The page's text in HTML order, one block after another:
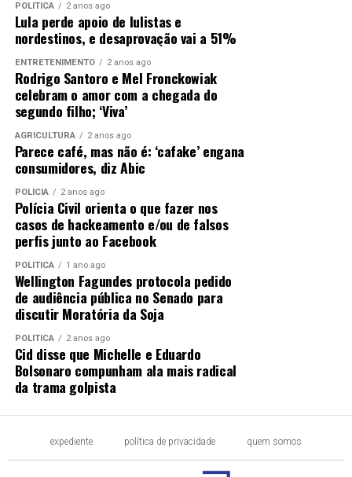
POLÍTICA 2 anos ago
Lula perde apoio de lulistas e
nordestinos, e desaprovação vai a 51%
ENTRETENIMENTO 2 anos ago
Rodrigo Santoro e Mel Fronckowiak
celebram o amor com a chegada do
segundo filho; ‘Viva’
AGRICULTURA 2 anos ago
Parece café, mas não é: ‘cafake’ engana
consumidores, diz Abic
POLÍCIA 2 anos ago
Polícia Civil orienta o que fazer nos
casos de hackeamento e/ou de falsos
perfis junto ao Facebook
POLÍTICA 1 ano ago
Wellington Fagundes protocola pedido
de audiência pública no Senado para
discutir Moratória da Soja
POLÍTICA 2 anos ago
Cid disse que Michelle e Eduardo
Bolsonaro compunham ala mais radical
da trama golpista
expediente política de privacidade quem somos